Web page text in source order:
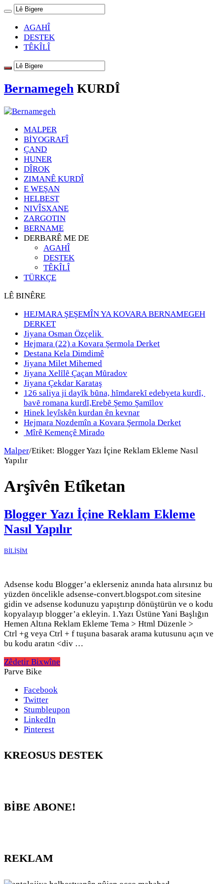
AGAHÎ
DESTEK
TÊKÎLÎ
Bernamegeh KURDÎ
MALPER
BİYOGRAFÎ
ÇAND
HUNER
DÎROK
ZIMANÊ KURDÎ
E WEŞAN
HELBEST
NIVÎSXANE
ZARGOTIN
BERNAME
DERBARÊ ME DE
AGAHÎ
DESTEK
TÊKÎLÎ
TÜRKÇE
LÊ BINÊRE
HEJMARA ŞEŞEMÎN YA KOVARA BERNAMEGEH
DERKET
Jiyana Osman Özçelik
Hejmara (22) a Kovara Şermola Derket
Destana Kela Dimdimê
Jiyana Milet Mihemed
Jiyana Xelȋlȇ Çaçan Mȗradov
Jiyana Çekdar Karataş
126 saliya ji dayȋk bȗna, hȋmdarekȋ edebyeta kurdȋ,
bavȇ romana kurdȋ,Erebȇ Şemo Şamȋlov
Hinek leyîskên kurdan ên kevnar
Hejmara Nozdemîn a Kovara Şermola Derket
Mîrê Kemençê Mirado
Malper/Etiket: Blogger Yazı İçine Reklam Ekleme Nasıl
Yapılır
Arşîvên Etîketan
Blogger Yazı İçine Reklam Ekleme
Nasıl Yapılır
BİLİŞİM
Adsense kodu Blogger’a eklerseniz anında hata alırsınız bu
yüzden öncelikle adsense-convert.blogspot.com sitesine
gidin ve adsense kodunuzu yapıştırıp dönüştürün ve o kodu
kopyalayıp blogger’a ekleyin. 1.Yazı Üstüne Yani Başlığın
Hemen Altına Reklam Ekleme Tema > Html Düzenle >
Ctrl +g veya Ctrl + f tuşuna basarak arama kutusunu açın ve
bu kodu aratın <div …
Zêdetir Bixwîne
Parve Bike
Facebook
Twitter
Stumbleupon
LinkedIn
Pinterest
KREOSUS DESTEK
BİBE ABONE!
REKLAM